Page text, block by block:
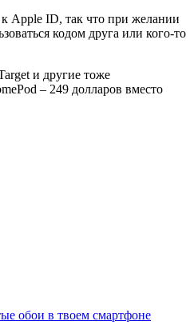
Apple ID, так что при желании
кодом друга или кого-то
и другие тоже
– 249 долларов вместо
обои в твоем смартфоне